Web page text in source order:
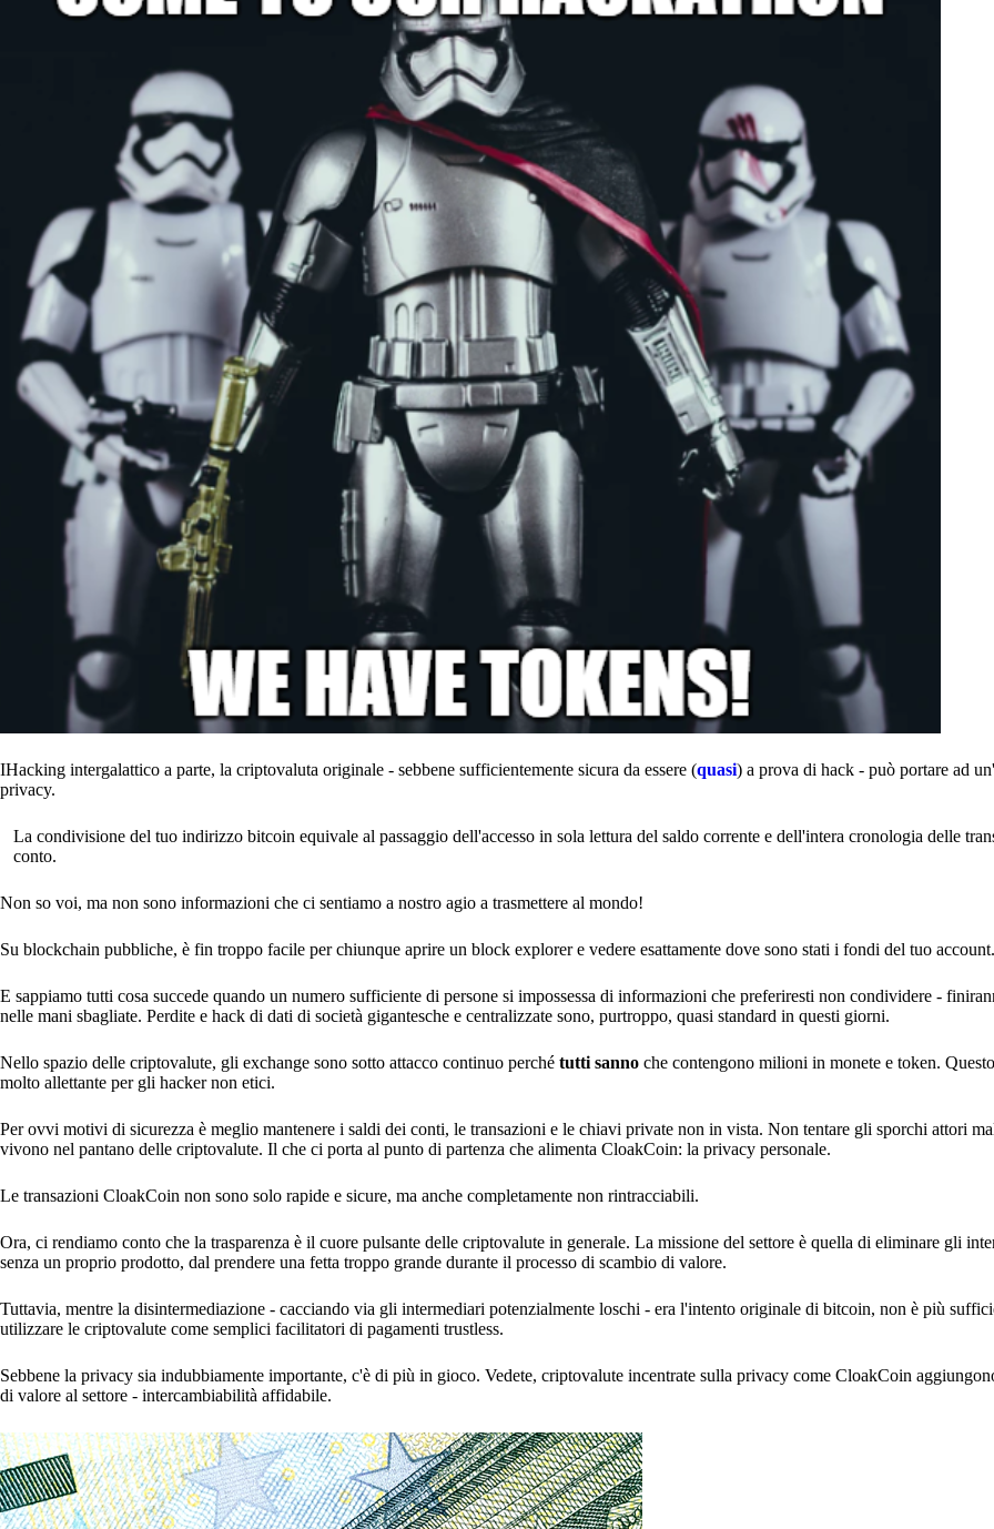
IHacking intergalattico a parte, la criptovaluta originale - sebbene sufficientemente sicura da essere (quasi) a prova di hack - può portare ad
privacy.
La condivisione del tuo indirizzo bitcoin equivale al passaggio dell'accesso in sola lettura del saldo corrente e dell'intera cronologia delle
conto.
Non so voi, ma non sono informazioni che ci sentiamo a nostro agio a trasmettere al mondo!
Su blockchain pubbliche, è fin troppo facile per chiunque aprire un block explorer e vedere esattamente dove sono stati i fondi del tuo account.
E sappiamo tutti cosa succede quando un numero sufficiente di persone si impossessa di informazioni che preferiresti non condividere -
nelle mani sbagliate. Perdite e hack di dati di società gigantesche e centralizzate sono, purtroppo, quasi standard in questi giorni.
Nello spazio delle criptovalute, gli exchange sono sotto attacco continuo perché tutti sanno che contengono milioni in monete e token.
molto allettante per gli hacker non etici.
Per ovvi motivi di sicurezza è meglio mantenere i saldi dei conti, le transazioni e le chiavi private non in vista. Non tentare gli sporchi attori
vivono nel pantano delle criptovalute. Il che ci porta al punto di partenza che alimenta CloakCoin: la privacy personale.
Le transazioni CloakCoin non sono solo rapide e sicure, ma anche completamente non rintracciabili.
Ora, ci rendiamo conto che la trasparenza è il cuore pulsante delle criptovalute in generale. La missione del settore è quella di eliminare gli
senza un proprio prodotto, dal prendere una fetta troppo grande durante il processo di scambio di valore.
Tuttavia, mentre la disintermediazione - cacciando via gli intermediari potenzialmente loschi - era l'intento originale di bitcoin, non è più
utilizzare le criptovalute come semplici facilitatori di pagamenti trustless.
Sebbene la privacy sia indubbiamente importante, c'è di più in gioco. Vedete, criptovalute incentrate sulla privacy come CloakCoin
di valore al settore - intercambiabilità affidabile.